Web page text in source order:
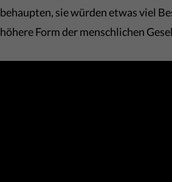
behaupten, sie würden etwas viel
höhere Form der menschlichen